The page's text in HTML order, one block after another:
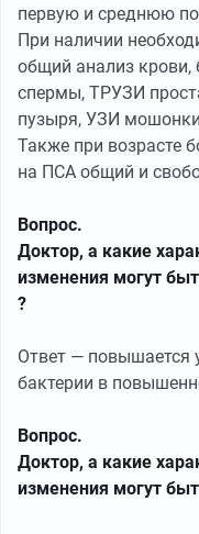
первую и среднюю
При наличии
общий анализ крови,
спермы, ТРУЗИ
пузыря, УЗИ
Также при возрасте
на ПСА общий и
Вопрос.
Доктор, а какие
изменения могут
?
Ответ — повышается
бактерии в
Вопрос.
Доктор, а какие
изменения могут